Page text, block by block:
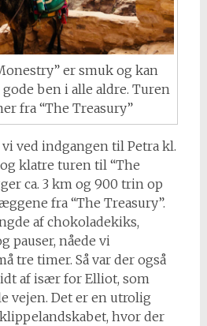
er smuk og kan
ben i alle aldre. Turen
fra “The Treasury”
ved indgangen til Petra kl.
og klatre turen til “The
ca. 3 km og 900 trin op
fra “The Treasury”.
af chokoladekiks,
pauser, nåede vi
tre timer. Så var der også
af især for Elliot, som
vejen. Det er en utrolig
hvor der